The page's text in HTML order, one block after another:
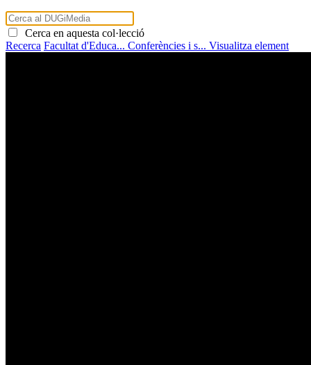
Cerca en aquesta col·lecció
Recerca Facultat d'Educa... Conferències i s... Visualitza element